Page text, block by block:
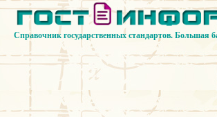
Справочник государственных стандартов.